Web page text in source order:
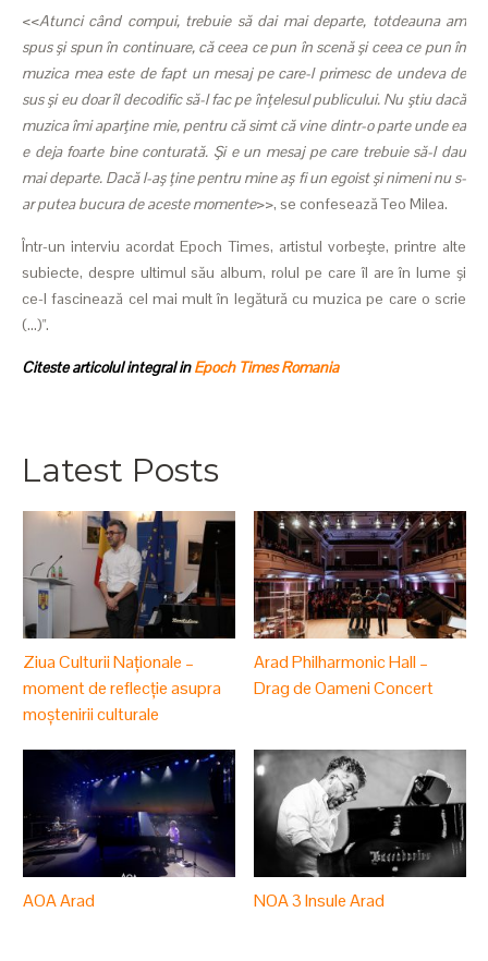
<<Atunci când compui, trebuie să dai mai departe, totdeauna am
spus şi spun în continuare, că ceea ce pun în scenă şi ceea ce pun în
muzica mea este de fapt un mesaj pe care-l primesc de undeva de
sus şi eu doar îl decodific să-l fac pe înţelesul publicului. Nu ştiu dacă
muzica îmi aparţine mie, pentru că simt că vine dintr-o parte unde ea
e deja foarte bine conturată. Şi e un mesaj pe care trebuie să-l dau
mai departe. Dacă l-aş ţine pentru mine aş fi un egoist şi nimeni nu s-
ar putea bucura de aceste momente>>, se confesează Teo Milea.
Într-un interviu acordat Epoch Times, artistul vorbeşte, printre alte
subiecte, despre ultimul său album, rolul pe care îl are în lume şi
ce-l fascinează cel mai mult în legătură cu muzica pe care o scrie
(...)".
Citeste articolul integral in Epoch Times Romania
Latest Posts
Ziua Culturii Naționale –
moment de reflecție asupra
moștenirii culturale
Arad Philharmonic Hall –
Drag de Oameni Concert
AOA Arad NOA 3 Insule Arad